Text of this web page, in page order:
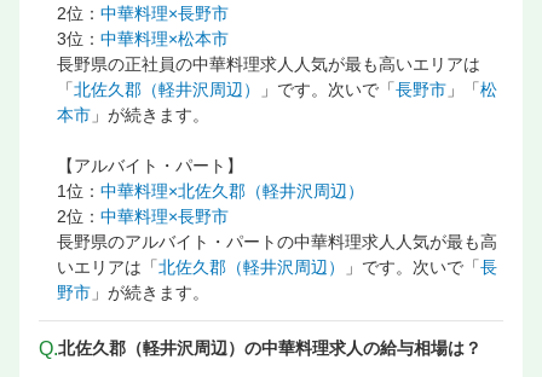
2位： 中華料理×長野市
3位： 中華料理×松本市
長野県の正社員の中華料理求人人気が最も高いエリアは
「北佐久郡（軽井沢周辺） 」です。次いで「長野市 」「松
本市 」が続きます。
【アルバイト・パート】
1位： 中華料理×北佐久郡（軽井沢周辺）
2位： 中華料理×長野市
長野県のアルバイト・パートの中華料理求人人気が最も高
いエリアは「北佐久郡（軽井沢周辺） 」です。次いで「長
野市 」が続きます。
Q.北佐久郡（軽井沢周辺）の中華料理求人の給与相場は？